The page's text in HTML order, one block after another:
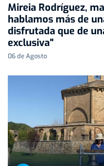
Mireia Rodríguez,
hablamos más de
disfrutada que de
exclusiva"
06 de Agosto